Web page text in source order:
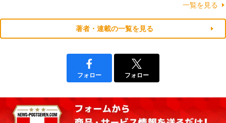
一覧を見る
著者・連載の一覧を見る
フォロー フォロー